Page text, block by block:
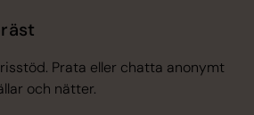
Prata eller chatta anonymt
och nätter.